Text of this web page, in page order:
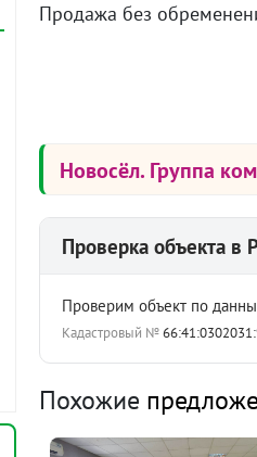
Продажа без
Новосёл. Группа
Проверка объекта в
Проверим объект по
Кадастровый №
Похожие